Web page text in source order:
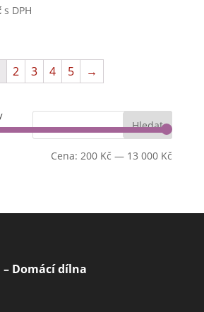
s DPH
2 3 4 5 →
Cena: 200 Kč — 13 000 Kč
– Domácí dílna